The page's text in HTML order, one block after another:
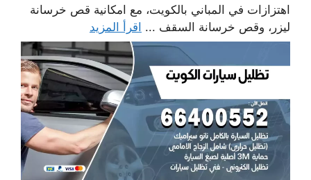
اهتزازات في المباني بالكويت، مع امكانية قص خرسانة
ليزر، وقص خرسانة السقف ... اقرأ المزيد